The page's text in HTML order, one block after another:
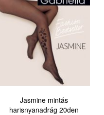
Jasmine mintás
harisnyanadrág 20den